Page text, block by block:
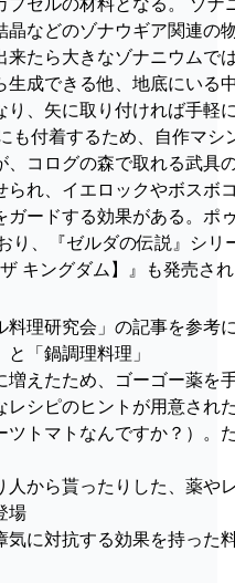
晶などのゾナウギア関連
来たら大きなゾナニウム
成できる他、地底にい
り、矢に取り付ければ手
も付着するため、自作マ
コログの森で取れる武
られ、イエロックやボス
ガードする効果がある。
り、『ゼルダの伝説』シ
キングダム】』も発売さ
理研究会」の記事を参考
「鍋調理料理」
えたため、ゴーゴー薬
レシピのヒントが用意さ
ツトマトなんですか？）
から貰ったりした、薬や
場
に対抗する効果を持った